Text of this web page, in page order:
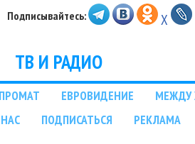
Подписывайтесь: X
ТВ И РАДИО
ЕВРОВИДЕНИЕ
МЕЖДУ
ПОДПИСАТЬСЯ РЕКЛАМА